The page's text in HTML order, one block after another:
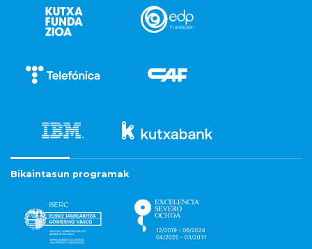
Bikaintasun programak